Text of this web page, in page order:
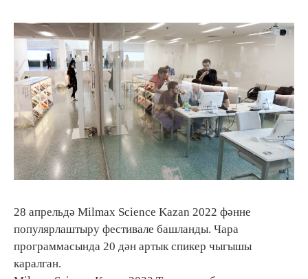
28 апрельдә Milmax Science Kazan 2022 фәнне
популярлаштыру фестивале башланды. Чара
программасында 20 дән артык спикер чыгышы
каралган.